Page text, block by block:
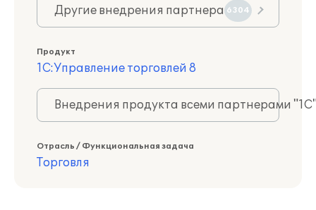
Другие внедрения партнера 6304
Продукт
1С:Управление торговлей 8
Внедрения продукта всеми партнерами
Отрасль / Функциональная задача
Торговля